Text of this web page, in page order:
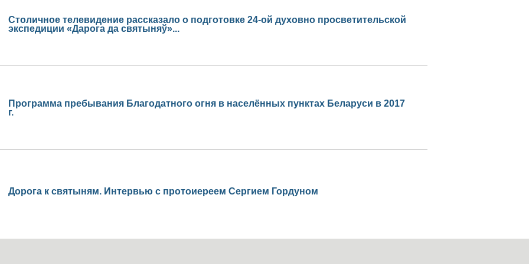
Столичное телевидение рассказало о подготовке 24-ой духовно просветительской
экспедиции «Дарога да святыняў»...
Программа пребывания Благодатного огня в населённых пунктах Беларуси в 2017
г.
Дорога к святыням. Интервью с протоиереем Сергием Гордуном